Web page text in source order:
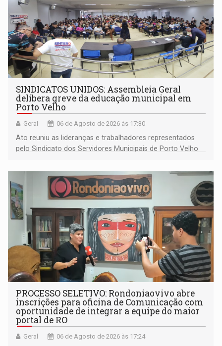
SINDICATOS UNIDOS: Assembleia Geral
delibera greve da educação municipal em
Porto Velho
Geral 06 de Agosto de 2026 às 17:30
Ato reuniu as lideranças e trabalhadores representados
pelo Sindicato dos Servidores Municipais de Porto Velho
PROCESSO SELETIVO: Rondoniaovivo abre
inscrições para oficina de Comunicação com
oportunidade de integrar a equipe do maior
portal de RO
Geral 06 de Agosto de 2026 às 17:24